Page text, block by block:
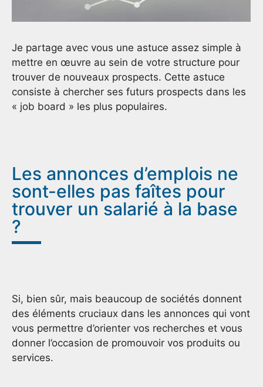
Je partage avec vous une astuce assez simple à
mettre en œuvre au sein de votre structure pour
trouver de nouveaux prospects. Cette astuce
consiste à chercher ses futurs prospects dans les
« job board » les plus populaires.
Les annonces d’emplois ne
sont-elles pas faîtes pour
trouver un salarié à la base
?
Si, bien sûr, mais beaucoup de sociétés donnent
des éléments cruciaux dans les annonces qui vont
vous permettre d’orienter vos recherches et vous
donner l’occasion de promouvoir vos produits ou
services.